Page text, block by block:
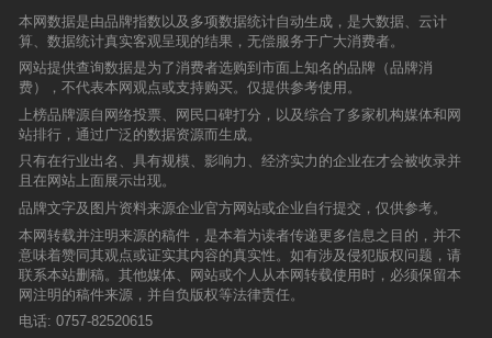
对湘乡大唐合盛瓷砖进行系统的经营发展策略梳
理，从品牌、产品、渠道、活动全方位的帮扶、
培训，帮助经销商快速成立高效团队，并通过跟
进建店、终端赋能、试营业、开业引爆等流程为
实现开业即盈利打下坚实基础。▲开业大吉没有
过硬的质量，哪敢迎接世界级的挑战湘乡大唐合
盛瓷砖邀请了奥运会火炬手、世界吉尼斯记录保
献一场世界级的表演“铁鞋踏砖”。其脚蹬400多斤
重的铁鞋于大唐合盛瓷砖的产品上来回踩踏、行
走，只见舞台轻晃，大唐合盛瓷砖产品却完好如
初。业主们见证了大唐合盛瓷砖的产品品质后，
赞不绝口，争先恐后地下定。▲铁鞋王表演“铁鞋
踏砖”专卖店色彩哲学为消费者的家装提供参考湘
乡大唐合盛瓷砖营销中心总经理欧阳勇表示，随
着大唐合盛瓷砖的新装开业，大唐合盛瓷砖品牌
在湘乡地区的影响力和知名度将上升到一个新的
品、服务、渠道、营销、展示等多个方面进行品
牌升级，在坚持做好高品质性价比产品的同时，
在其他方面提升品牌价值，提升品牌影响力，为
终端客户打开品牌经营的财富之门。 不忘初
心，继续前行。德田陶瓷获得辉煌成就有赖各位
家人的付出以及各界朋友的支持和信赖。未来我
们将继续努力，为大家呈现更好的产品。
级、模式升级和管理升级来进行转型升级，并树
立企业家的实干精神和情怀担当。 欧洲之星品
牌总经理余志荣在会上回顾了欧洲之星2016年市
场发展，并提出了2017年品牌发展规划。他提出
要从品牌的角度和客户的角度来挖掘深度，逐渐
完善产品的配套服务和产品设计的应用服务，丰
富终端主题活动的推广方式，组合出拳，夯实基
础，为欧洲之星的发展提供强劲的动力。 本次
会议，欧洲之星还特邀了经销商导师刘凯作以如
何突破僵局的演讲。刘凯提出要突破目前的僵
识陷阱，以此来引导结果；然后要从装修装饰、
产品结构、人员配置和渠道建立四个方面来提升
内在功力，用智慧来赢取终端的胜利。 同时，
会上表彰了一批为欧洲之星作出突出贡献的16位
优秀经销商，感谢他们的努力，并鼓励经销商学
追捧，据悉当日共计签单2199单。【天津依诺】
1天486单；【西安依诺】1天361单；【郑州依
诺】1天285单；【哈尔滨依诺】1天270单；
【南京依诺】1天172单；【大连依诺】1天161
单；【昌黎依诺】1天160单，收定金30多万；
【石家庄依诺】1天145单；【洛阳依诺】1天11
6单；【宽城依诺】1天43单；
本网数据是由品牌指数以及多项数据统计自动生成，是大数据、云计
算、数据统计真实客观呈现的结果，无偿服务于广大消费者。
网站提供查询数据是为了消费者选购到市面上知名的品牌（品牌消
费），不代表本网观点或支持购买。仅提供参考使用。
上榜品牌源自网络投票、网民口碑打分，以及综合了多家机构媒体和网
站排行，通过广泛的数据资源而生成。
只有在行业出名、具有规模、影响力、经济实力的企业在才会被收录并
且在网站上面展示出现。
品牌文字及图片资料来源企业官方网站或企业自行提交，仅供参考。
本网转载并注明来源的稿件，是本着为读者传递更多信息之目的，并不
意味着赞同其观点或证实其内容的真实性。如有涉及侵犯版权问题，请
联系本站删稿。其他媒体、网站或个人从本网转载使用时，必须保留本
网注明的稿件来源，并自负版权等法律责任。
电话: 0757-82520615